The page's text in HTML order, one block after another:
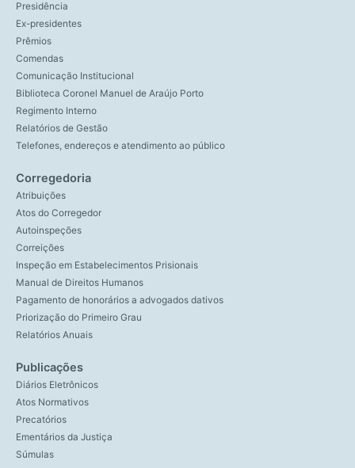
Presidência
Ex-presidentes
Prêmios
Comendas
Comunicação Institucional
Biblioteca Coronel Manuel de Araújo Porto
Regimento Interno
Relatórios de Gestão
Telefones, endereços e atendimento ao público
Corregedoria
Atribuições
Atos do Corregedor
Autoinspeções
Correições
Inspeção em Estabelecimentos Prisionais
Manual de Direitos Humanos
Pagamento de honorários a advogados dativos
Priorização do Primeiro Grau
Relatórios Anuais
Publicações
Diários Eletrônicos
Atos Normativos
Precatórios
Ementários da Justiça
Súmulas